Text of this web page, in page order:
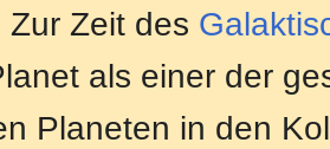
Zeit des
als einer der
Planeten in den